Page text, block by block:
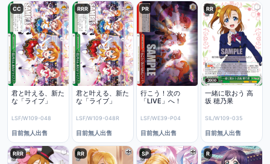
CC
君と叶える、新た
な「ライブ」
LSF/W109-048
目前無人出售
RRR
君と叶える、新た
な「ライブ」
LSF/W109-048R
目前無人出售
PR
行こう！次の
「LIVE」へ！
LSF/WE39-P04
目前無人出售
RR
一緒に歌おう 高
坂 穂乃果
SIL/W109-035
目前無人出售
RRR RR SP R